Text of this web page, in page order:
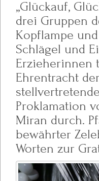
„Glückauf,
drei Gruppen
Kopflampe
Schlägel und
Erzieherinnen
Ehrentracht
Proklamation
Miran durch.
bewährter
Worten zur